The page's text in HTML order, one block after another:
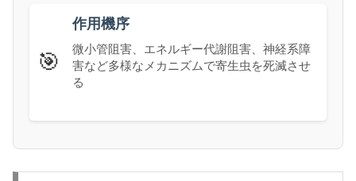
🎯
作用機序
微小管阻害、エネルギー代謝阻害、神経系障
害など多様なメカニズムで寄生虫を死滅させ
る